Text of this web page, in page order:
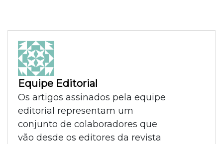
Equipe Editorial
Os artigos assinados pela equipe
editorial representam um
conjunto de colaboradores que
vão desde os editores da revista